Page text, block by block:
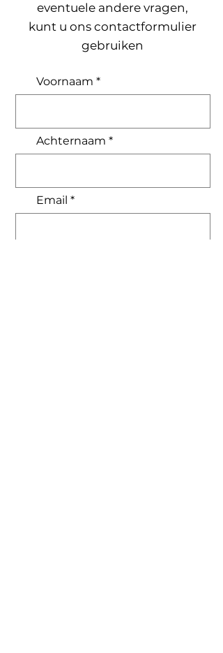
eventuele andere vragen,
kunt u ons contactformulier
gebruiken
Voornaam
Achternaam
Email